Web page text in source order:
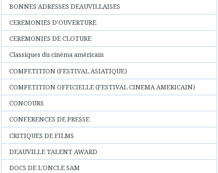
BONNES ADRESSES DEAUVILLAISES
CEREMONIES D'OUVERTURE
CEREMONIES DE CLOTURE
Classiques du cinéma américain
COMPETITION (FESTIVAL ASIATIQUE)
COMPETITION OFFICIELLE (FESTIVAL CINEMA AMERICAIN)
CONCOURS
CONFERENCES DE PRESSE
CRITIQUES DE FILMS
DEAUVILLE TALENT AWARD
DOCS DE L'ONCLE SAM